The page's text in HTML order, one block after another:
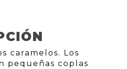
caramelos. Los
pequeñas coplas